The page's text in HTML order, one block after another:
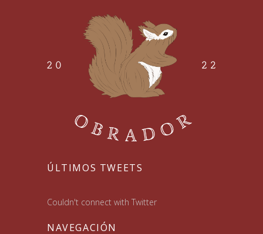
ÚLTIMOS TWEETS
Couldn't connect with Twitter
NAVEGACIÓN